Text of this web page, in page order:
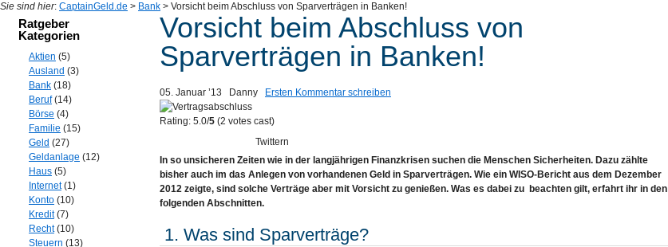
Sie sind hier: CaptainGeld.de > Bank > Vorsicht beim Abschluss von Sparverträgen in Banken!
Ratgeber
Kategorien
Aktien (5)
Ausland (3)
Bank (18)
Beruf(14)
Börse (4)
Familie (15)
Geld (27)
Geldanlage (12)
Haus (5)
Internet(1)
Konto (10)
Kredit(7)
Recht(10)
Steuern (13)
Vorsicht beim Abschluss von
Sparverträgen in Banken!
05. Januar ’13 Danny Ersten Kommentar schreiben
Rating: 5.0/5 (2 votes cast)
Twittern
In so unsicheren Zeiten wie in der langjährigen Finanzkrisen suchen die Menschen Sicherheiten. Dazu zählte
bisher auch im das Anlegen von vorhandenen Geld in Sparverträgen. Wie ein WISO-Bericht aus dem Dezember
2012 zeigte, sind solche Verträge aber mit Vorsicht zu genießen. Was es dabei zu beachten gilt, erfahrt ihr in den
folgenden Abschnitten.
1. Was sind Sparverträge?